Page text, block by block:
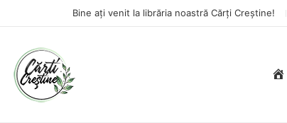
Bine ați venit la librăria noastră Cărți Creștine!